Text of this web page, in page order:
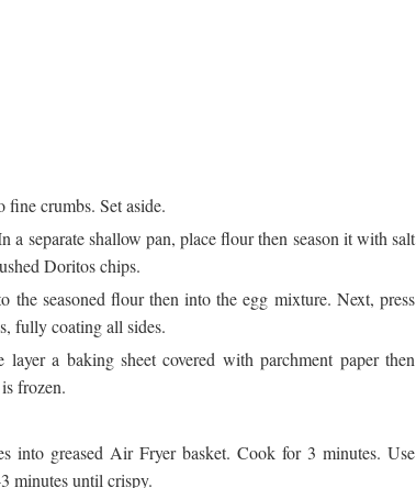
fine crumbs. Set aside.
a separate shallow pan, place flour then season it with salt
Doritos chips.
the seasoned flour then into the egg mixture. Next, press
fully coating all sides.
layer a baking sheet covered with parchment paper then
frozen.
into greased Air Fryer basket. Cook for 3 minutes. Use
minutes until crispy.